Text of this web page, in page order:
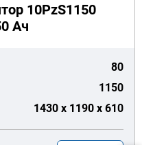
10PzS1150
Ач
80
1150
1430 x 1190 x 610